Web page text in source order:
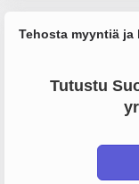
Tehosta myyntiä ja
Tutustu